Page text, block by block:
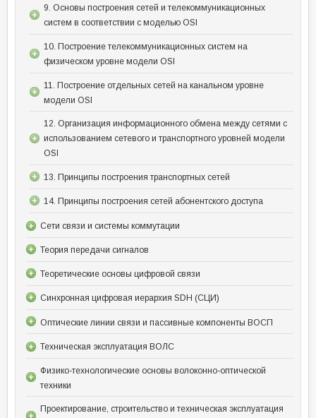
9. Основы построения сетей и телекоммуникационных
систем в соответствии с моделью OSI
10. Построение телекоммуникационных систем на
физическом уровне модели OSI
11. Построение отдельных сетей на канальном уровне
модели OSI
12. Организация информационного обмена между сетями с
использованием сетевого и транспортного уровней модели
OSI
13. Принципы построения транспортных сетей
14. Принципы построения сетей абонентского доступа
Сети связи и системы коммутации
Теория передачи сигналов
Теоретические основы цифровой связи
Синхронная цифровая иерархия SDH (СЦИ)
Оптические линии связи и пассивные компоненты ВОСП
Техническая эксплуатация ВОЛС
Физико-технологические основы волоконно-оптической
техники
Проектирование, строительство и техническая эксплуатация